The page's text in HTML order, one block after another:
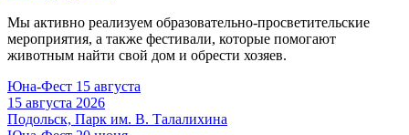
Мы активно реализуем образовательно-просветительские
мероприятия, а также фестивали, которые помогают
животным найти свой дом и обрести хозяев.
Юна-Фест 15 августа
15 августа 2026
Подольск, Парк им. В. Талалихина